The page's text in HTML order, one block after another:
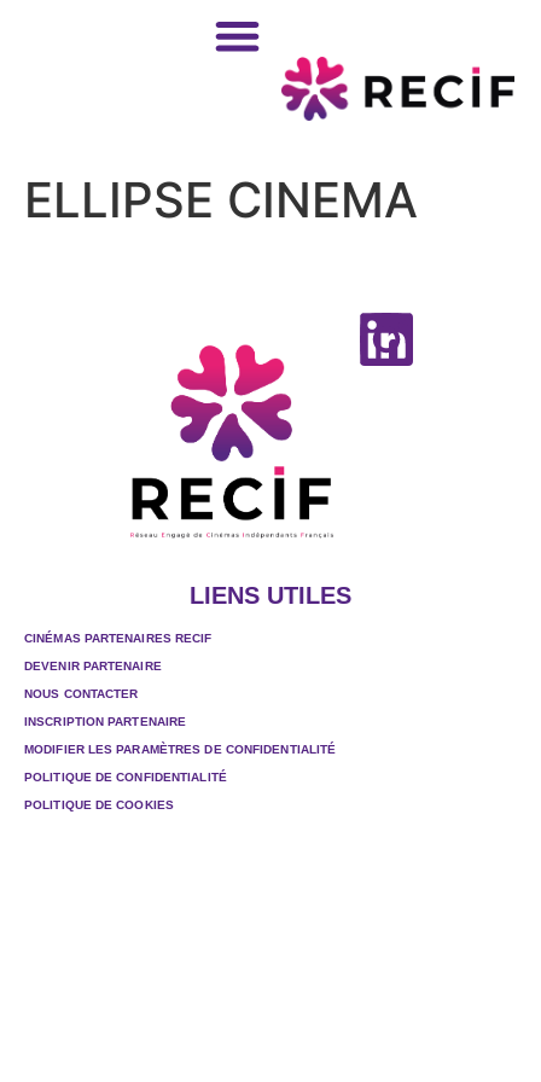
ELLIPSE CINEMA
LIENS UTILES
CINÉMAS PARTENAIRES RECIF
DEVENIR PARTENAIRE
NOUS CONTACTER
INSCRIPTION PARTENAIRE
MODIFIER LES PARAMÈTRES DE CONFIDENTIALITÉ
POLITIQUE DE CONFIDENTIALITÉ
POLITIQUE DE COOKIES